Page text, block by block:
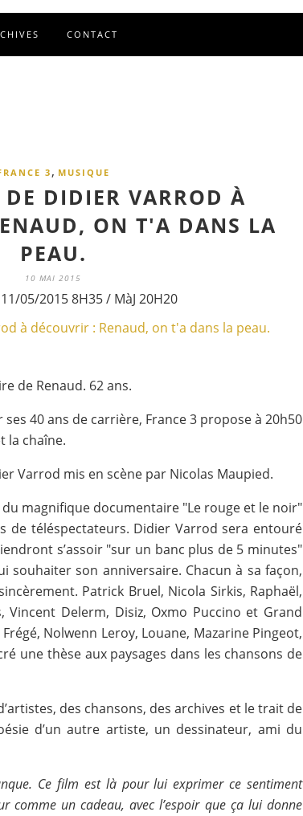
CONTACT
3 , MUSIQUE
DIDIER VARROD À
ON T'A DANS LA
PEAU.
10 MAI 2015
05/2015 8H35 / MàJ 20H20
de Renaud. 62 ans.
40 ans de carrière, France 3 propose à 20h50
la chaîne.
Varrod mis en scène par Nicolas Maupied.
magnifique documentaire "Le rouge et le noir"
de téléspectateurs. Didier Varrod sera entouré
s’assoir "sur un banc plus de 5 minutes"
souhaiter son anniversaire. Chacun à sa façon,
Patrick Bruel, Nicola Sirkis, Raphaël,
Vincent Delerm, Disiz, Oxmo Puccino et Grand
Nolwenn Leroy, Louane, Mazarine Pingeot,
une thèse aux paysages dans les chansons de
des chansons, des archives et le trait de
d’un autre artiste, un dessinateur, ami du
Ce film est là pour lui exprimer ce sentiment
un cadeau, avec l’espoir que ça lui donne